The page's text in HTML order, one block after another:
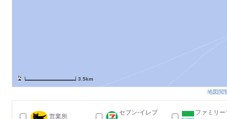
3.5km
地図閲
営業所
セブン-イレブ
ファミリー